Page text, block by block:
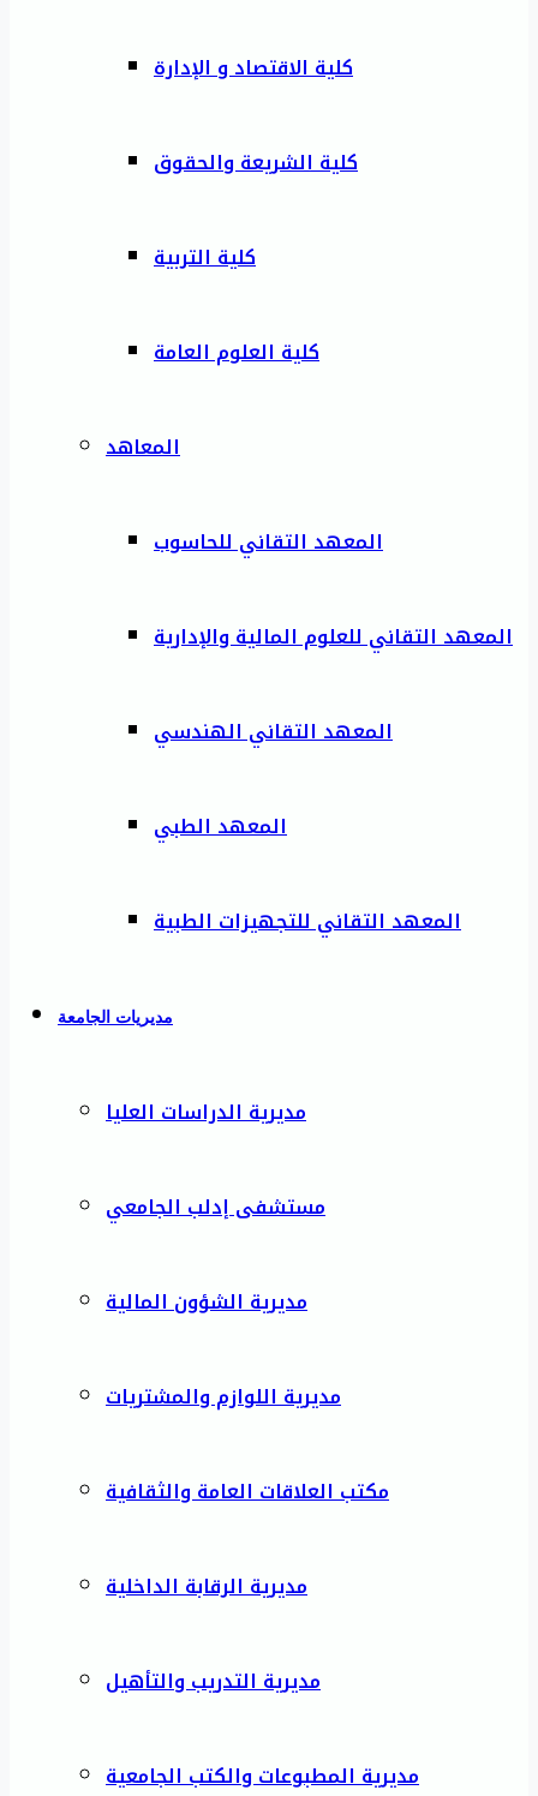
كلية الاقتصاد و الإدارة
كلية الشريعة والحقوق
كلية التربية
كلية العلوم العامة
المعاهد
المعهد التقاني للحاسوب
المعهد التقاني للعلوم المالية والإدارية
المعهد التقاني الهندسي
المعهد الطبي
المعهد التقاني للتجهيزات الطبية
مديريات الجامعة
مديرية الدراسات العليا
مستشفى إدلب الجامعي
مديرية الشؤون المالية
مديرية اللوازم والمشتريات
مكتب العلاقات العامة والثقافية
مديرية الرقابة الداخلية
مديرية التدريب والتأهيل
مديرية المطبوعات والكتب الجامعية